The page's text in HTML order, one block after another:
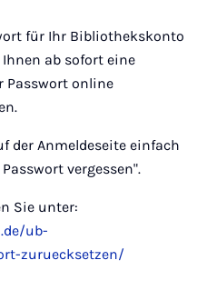
für Ihr Bibliothekskonto
ab sofort eine
Passwort online
der Anmeldeseite einfach
vergessen".
Sie unter:
ub-
zuruecksetzen/